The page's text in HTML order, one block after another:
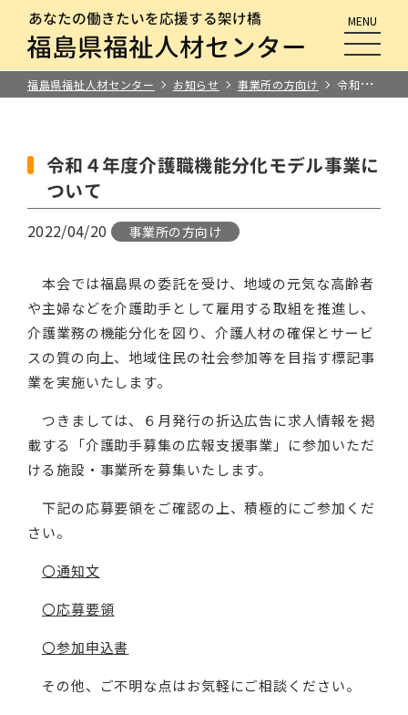
MENU
メニ
福島県福祉人材センター お知らせ 事業所の方向け 令和４年度介護職機能分化モデル事業について
令和４年度介護職機能分化モデル事業に
ついて
2022/04/20 事業所の方向け
本会では福島県の委託を受け、地域の元気な高齢者
や主婦などを介護助手として雇用する取組を推進し、
介護業務の機能分化を図り、介護人材の確保とサービ
スの質の向上、地域住民の社会参加等を目指す標記事
業を実施いたします。
つきましては、６月発行の折込広告に求人情報を掲
載する「介護助手募集の広報支援事業」に参加いただ
ける施設・事業所を募集いたします。
下記の応募要領をご確認の上、積極的にご参加くだ
さい。
〇通知文
〇応募要領
〇参加申込書
その他、ご不明な点はお気軽にご相談ください。